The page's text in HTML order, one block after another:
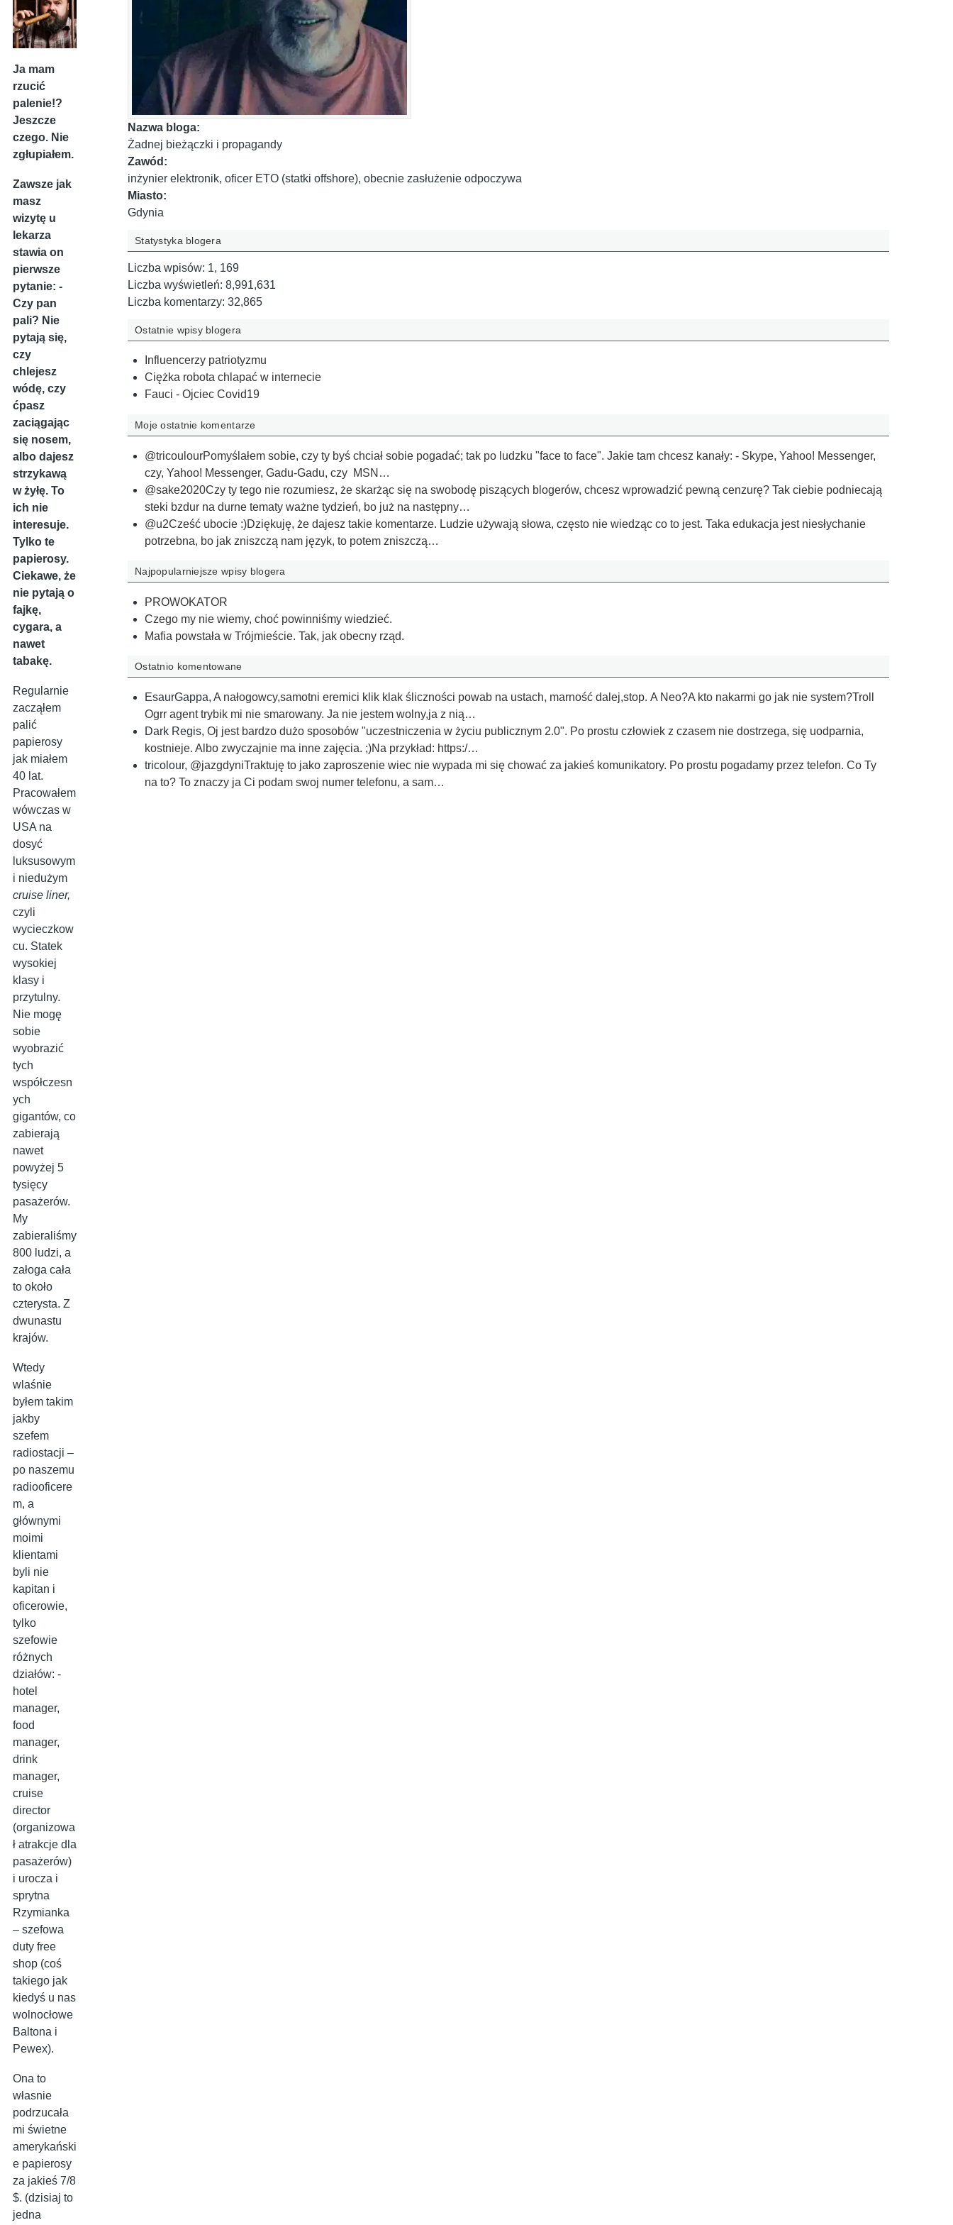
Ja mam
rzucić
palenie!?
Jeszcze
czego. Nie
zgłupiałem.
Zawsze jak
masz
wizytę u
lekarza
stawia on
pierwsze
pytanie: -
Czy pan
pali? Nie
pytają się,
czy
chlejesz
wódę, czy
ćpasz
zaciągając
się nosem,
albo dajesz
strzykawą
w żyłę. To
ich nie
interesuje.
Tylko te
papierosy.
Ciekawe, że
nie pytają o
fajkę,
cygara, a
nawet
tabakę.
Regularnie
zacząłem
palić
papierosy
jak miałem
40 lat.
Pracowałem
wówczas w
USA na
dosyć
luksusowym
i niedużym
cruise liner,
czyli
wycieczkow
cu. Statek
wysokiej
klasy i
przytulny.
Nie mogę
sobie
wyobrazić
tych
współczesn
ych
gigantów, co
zabierają
nawet
powyżej 5
tysięcy
pasażerów.
My
zabieraliśmy
800 ludzi, a
załoga cała
to około
czterysta. Z
dwunastu
krajów.
Wtedy
wlaśnie
byłem takim
jakby
szefem
radiostacji –
po naszemu
radiooficere
m, a
głównymi
moimi
klientami
byli nie
kapitan i
oficerowie,
tylko
szefowie
różnych
działów: -
hotel
manager,
food
manager,
drink
manager,
cruise
director
(organizowa
ł atrakcje dla
pasażerów)
i urocza i
sprytna
Rzymianka
– szefowa
duty free
shop (coś
takiego jak
kiedyś u nas
wolnocłowe
Baltona i
Pewex).
Ona to
własnie
podrzucała
mi świetne
amerykański
e papierosy
za jakieś 7/8
$. (dzisiaj to
jedna
Nazwa bloga:
Żadnej bieżączki i propagandy
Zawód:
inżynier elektronik, oficer ETO (statki offshore), obecnie zasłużenie odpoczywa
Miasto:
Gdynia
Statystyka blogera
Liczba wpisów: 1, 169
Liczba wyświetleń: 8,991,631
Liczba komentarzy: 32,865
Ostatnie wpisy blogera
Influencerzy patriotyzmu
Ciężka robota chlapać w internecie
Fauci - Ojciec Covid19
Moje ostatnie komentarze
@tricoulourPomyślałem sobie, czy ty byś chciał sobie pogadać; tak po ludzku "face to face". Jakie tam chcesz kanały: - Skype, Yahoo! Messenger,
czy, Yahoo! Messenger, Gadu-Gadu, czy MSN…
@sake2020Czy ty tego nie rozumiesz, że skarżąc się na swobodę piszących blogerów, chcesz wprowadzić pewną cenzurę? Tak ciebie podniecają
steki bzdur na durne tematy ważne tydzień, bo już na następny…
@u2Cześć ubocie :)Dziękuję, że dajesz takie komentarze. Ludzie używają słowa, często nie wiedząc co to jest. Taka edukacja jest niesłychanie
potrzebna, bo jak zniszczą nam język, to potem zniszczą…
Najpopularniejsze wpisy blogera
PROWOKATOR
Czego my nie wiemy, choć powinniśmy wiedzieć.
Mafia powstała w Trójmieście. Tak, jak obecny rząd.
Ostatnio komentowane
EsaurGappa, A nałogowcy,samotni eremici klik klak śliczności powab na ustach, marność dalej,stop. A Neo?A kto nakarmi go jak nie system?Troll
Ogrr agent trybik mi nie smarowany. Ja nie jestem wolny,ja z nią…
Dark Regis, Oj jest bardzo dużo sposobów "uczestniczenia w życiu publicznym 2.0". Po prostu człowiek z czasem nie dostrzega, się uodparnia,
kostnieje. Albo zwyczajnie ma inne zajęcia. ;)Na przykład: https:/…
tricolour, @jazgdyniTraktuję to jako zaproszenie wiec nie wypada mi się chować za jakieś komunikatory. Po prostu pogadamy przez telefon. Co Ty
na to? To znaczy ja Ci podam swoj numer telefonu, a sam…